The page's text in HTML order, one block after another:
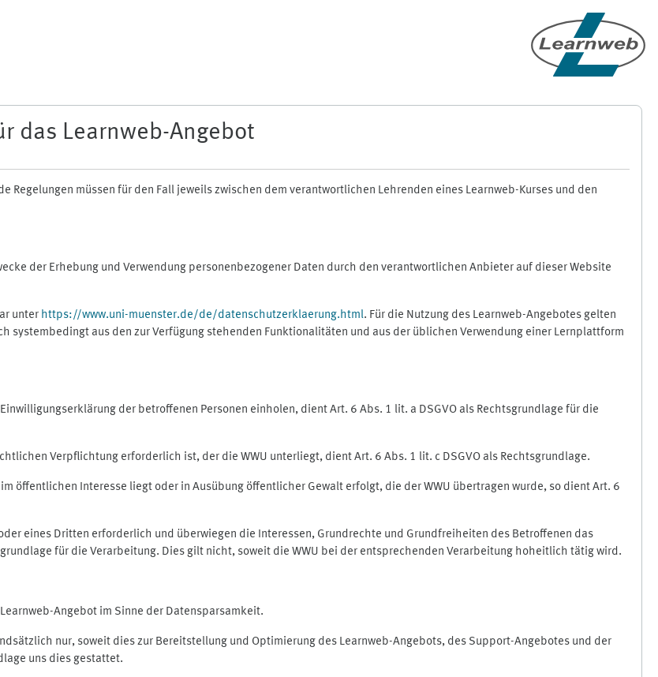
das Learnweb-Angebot
müssen für den Fall jeweils zwischen dem verantwortlichen Lehrenden eines Learnweb-Kurses und den
der Erhebung und Verwendung personenbezogener Daten durch den verantwortlichen Anbieter auf dieser Website
unter https://www.uni-muenster.de/de/datenschutzerklaerung.html. Für die Nutzung des Learnweb-Angebotes gelten
aus den zur Verfügung stehenden Funktionalitäten und aus der üblichen Verwendung einer Lernplattform
der betroffenen Personen einholen, dient Art. 6 Abs. 1 lit. a DSGVO als Rechtsgrundlage für die
Verpflichtung erforderlich ist, der die WWU unterliegt, dient Art. 6 Abs. 1 lit. c DSGVO als Rechtsgrundlage.
öffentlichen Interesse liegt oder in Ausübung öffentlicher Gewalt erfolgt, die der WWU übertragen wurde, so dient Art. 6
eines Dritten erforderlich und überwiegen die Interessen, Grundrechte und Grundfreiheiten des Betroffenen das
für die Verarbeitung. Dies gilt nicht, soweit die WWU bei der entsprechenden Verarbeitung hoheitlich tätig wird.
Angebot im Sinne der Datensparsamkeit.
nur, soweit dies zur Bereitstellung und Optimierung des Learnweb-Angebots, des Support-Angebotes und der
uns dies gestattet.